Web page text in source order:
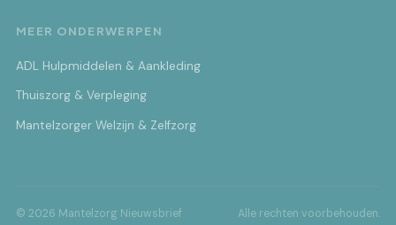
MEER ONDERWERPEN
ADL Hulpmiddelen & Aankleding
Thuiszorg & Verpleging
Mantelzorger Welzijn & Zelfzorg
© 2026 Mantelzorg Nieuwsbrief Alle rechten voorbehouden.